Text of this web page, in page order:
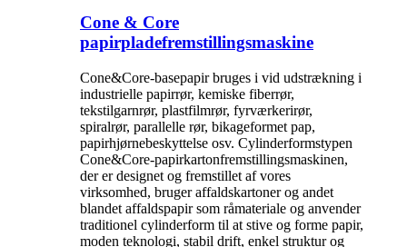
Cone & Core
papirpladefremstillingsmaskine
Cone&Core-basepapir bruges i vid udstrækning i
industrielle papirrør, kemiske fiberrør,
tekstilgarnrør, plastfilmrør, fyrværkerirør,
spiralrør, parallelle rør, bikageformet pap,
papirhjørnebeskyttelse osv. Cylinderformstypen
Cone&Core-papirkartonfremstillingsmaskinen,
der er designet og fremstillet af vores
virksomhed, bruger affaldskartoner og andet
blandet affaldspapir som råmateriale og anvender
traditionel cylinderform til at stive og forme papir,
moden teknologi, stabil drift, enkel struktur og